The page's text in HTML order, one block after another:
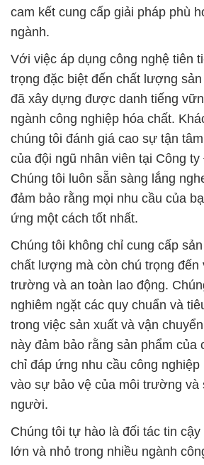
cam kết cung cấp giải pháp phù
ngành.
Với việc áp dụng công nghệ tiên
trọng đặc biệt đến chất lượng
đã xây dựng được danh tiếng
ngành công nghiệp hóa chất.
chúng tôi đánh giá cao sự tận
của đội ngũ nhân viên tại Công
Chúng tôi luôn sẵn sàng lắng
đảm bảo rằng mọi nhu cầu của
ứng một cách tốt nhất.
Chúng tôi không chỉ cung cấp
chất lượng mà còn chú trọng đến
trường và an toàn lao động.
nghiêm ngặt các quy chuẩn và
trong việc sản xuất và vận
này đảm bảo rằng sản phẩm của
chỉ đáp ứng nhu cầu công nghiệp
vào sự bảo vệ của môi trường và
người.
Chúng tôi tự hào là đối tác tin
lớn và nhỏ trong nhiều ngành